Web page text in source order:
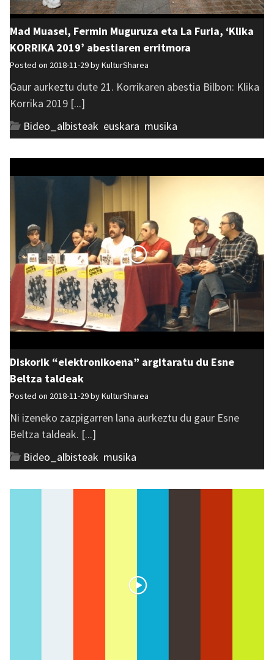
Mad Muasel, Fermin Muguruza eta La Furia, ‘Klika
KORRIKA 2019’ abestiaren erritmora
Posted on 2018-11-29 byKulturSharea
Gaur aurkeztu dute 21. Korrikaren abestia Bilbon: Klika
Korrika 2019 [...]
Bideo_albisteak euskara musika
Diskorik “elektronikoena” argitaratu du Esne
Beltza taldeak
Posted on 2018-11-29 byKulturSharea
Ni izeneko zazpigarren lana aurkeztu du gaur Esne
Beltza taldeak. [...]
Bideo_albisteak musika